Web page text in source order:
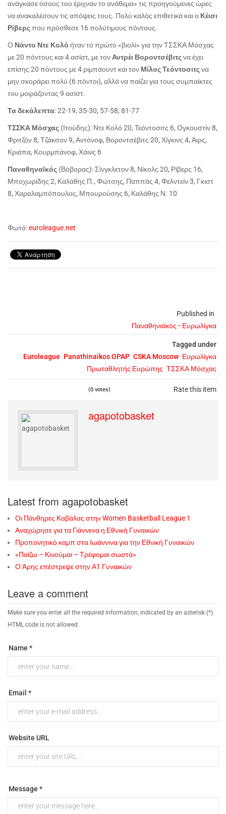
Published in
Παναθηναϊκός - Ευρωλίγκα
Tagged under
Euroleague Panathinaikos OPAP CSKA Moscow Ευρωλίγκα
Πρωταθλητής Ευρώπης ΤΣΣΚΑ Μόσχας
Rate this item
(0 votes)
ανάγκασε όσους του έριχναν το ανάθεμα» τις προηγούμενες ώρες
να ανακαλέσουν τις απόψεις τους. Πολύ καλός επιθετικά και ο Κέισι
Ρίβερςπου πρόσθεσε 16 πολύτιμους πόντους.
Ο Νάντο Ντε Κολό ήταν το πρώτο «βιολί» για την ΤΣΣΚΑ Μόσχας
με 20 πόντους και 4 ασίστ, με τον Αντρέι Βοροντσέβιτςνα έχει
επίσης 20 πόντους με 4 ριμπάουντ και τον Μίλος Τεόντοσιτςνα
μην σκοράρει πολύ (6 πόντοι), αλλά να παίζει για τους συμπαίκτες
του μοιράζοντας 9 ασίστ.
Τα δεκάλεπτα: 22-19, 35-30, 57-58, 81-77
ΤΣΣΚΑ Μόσχας (Ιτούδης): Ντε Κολό 20, Τεόντοσιτς 6, Ογκουστίν 8,
Φριτζόν 8, Τζάκσον 9, Αντόνοφ, Βοροντσέβιτς 20, Χίγκινς 4, Άιρς,
Κριάπα, Κουρμπάνοφ, Χάινς 6
Παναθηναϊκός (Βόβορας): Σίνγκλετον 8, Νίκολς 20, Ρίβερς 16,
Μποχωρίδης 2, Καλάθης Π., Φώτσης, Παππάς 4, Φελντείν 3, Γκιστ
8, Χαραλαμπόπουλος, Μπουρούσης 6, Καλάθης Ν. 10
Φωτό:euroleague.net
agapotobasket
Latest from agapotobasket
Οι Πάνθηρες Καβάλας στην Women Basketball League 1
Αναχώρησε για τα Γιάννενα η Εθνική Γυναικών
Προπονητικό καμπ στα Ιωάννινα για την Εθνική Γυναικών
«Παίζω – Κινούμαι – Τρέφομαι σωστά»
Ο Άρης επέστρεψε στην Α1 Γυναικών
Leave a comment
Make sure you enter all the required information, indicated by an asterisk (*).
HTML code is not allowed.
Name *
Email *
Website URL
Message *